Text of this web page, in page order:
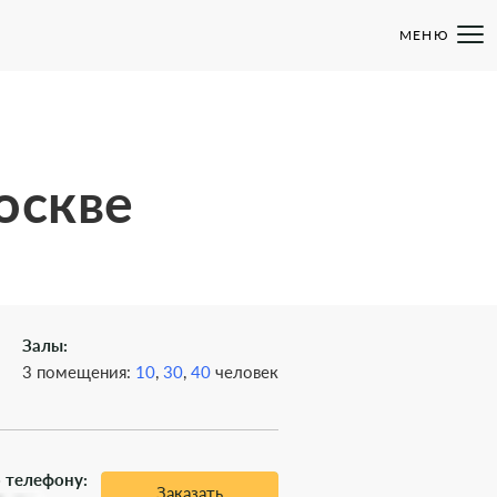
МЕНЮ
Залы:
3 помещения: 10, 30, 40 человек
телефону:
Заказать